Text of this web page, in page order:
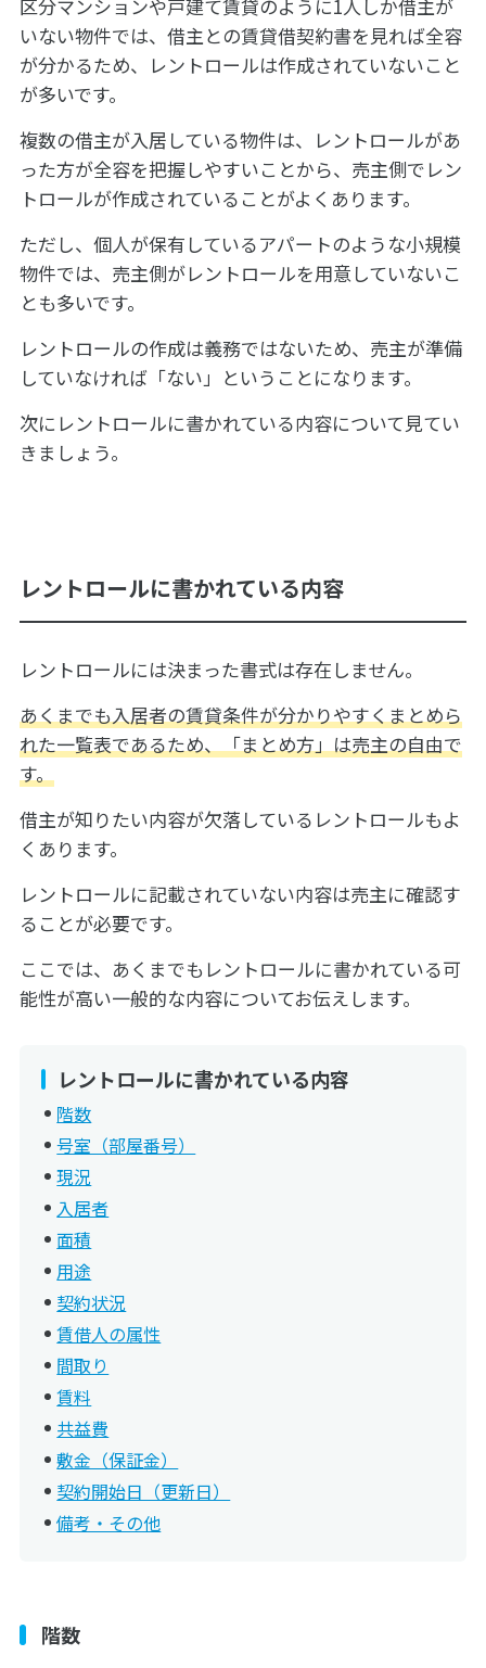
区分マンションや戸建て賃貸のように1人しか借主が
いない物件では、借主との賃貸借契約書を見れば全容
が分かるため、レントロールは作成されていないこと
が多いです。
複数の借主が入居している物件は、レントロールがあ
った方が全容を把握しやすいことから、売主側でレン
トロールが作成されていることがよくあります。
ただし、個人が保有しているアパートのような小規模
物件では、売主側がレントロールを用意していないこ
とも多いです。
レントロールの作成は義務ではないため、売主が準備
していなければ「ない」ということになります。
次にレントロールに書かれている内容について見てい
きましょう。
レントロールに書かれている内容
レントロールには決まった書式は存在しません。
あくまでも入居者の賃貸条件が分かりやすくまとめら
れた一覧表であるため、「まとめ方」は売主の自由で
す。
借主が知りたい内容が欠落しているレントロールもよ
くあります。
レントロールに記載されていない内容は売主に確認す
ることが必要です。
ここでは、あくまでもレントロールに書かれている可
能性が高い一般的な内容についてお伝えします。
レントロールに書かれている内容
階数
号室（部屋番号）
現況
入居者
面積
用途
契約状況
賃借人の属性
間取り
賃料
共益費
敷金（保証金）
契約開始日（更新日）
備考・その他
階数